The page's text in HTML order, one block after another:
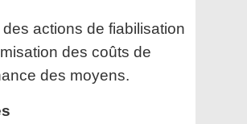
des actions de fiabilisation
des coûts de
des moyens.